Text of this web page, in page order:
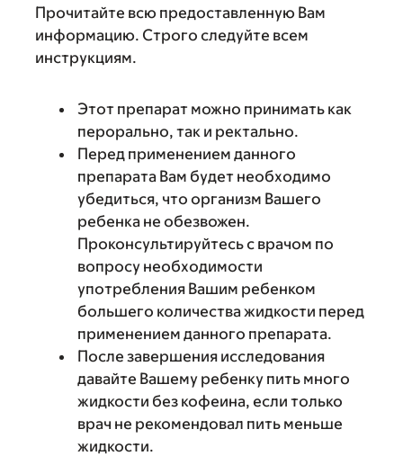
Прочитайте всю предоставленную Вам
информацию. Строго следуйте всем
инструкциям.
Этот препарат можно принимать как
перорально, так и ректально.
Перед применением данного
препарата Вам будет необходимо
убедиться, что организм Вашего
ребенка не обезвожен.
Проконсультируйтесь с врачом по
вопросу необходимости
употребления Вашим ребенком
большего количества жидкости перед
применением данного препарата.
После завершения исследования
давайте Вашему ребенку пить много
жидкости без кофеина, если только
врач не рекомендовал пить меньше
жидкости.